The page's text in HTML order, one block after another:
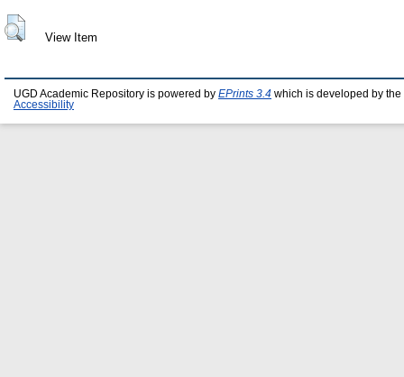
View Item
UGD Academic Repository is powered by EPrints 3.4 which is developed by the
Accessibility